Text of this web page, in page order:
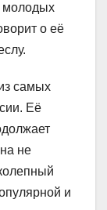
молодых
о её
самых
Её
не
и